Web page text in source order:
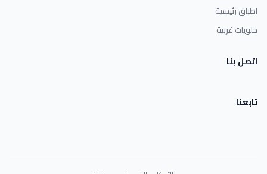
اطباق رئيسية
حلويات غربية
اتصل بنا
تابعنا